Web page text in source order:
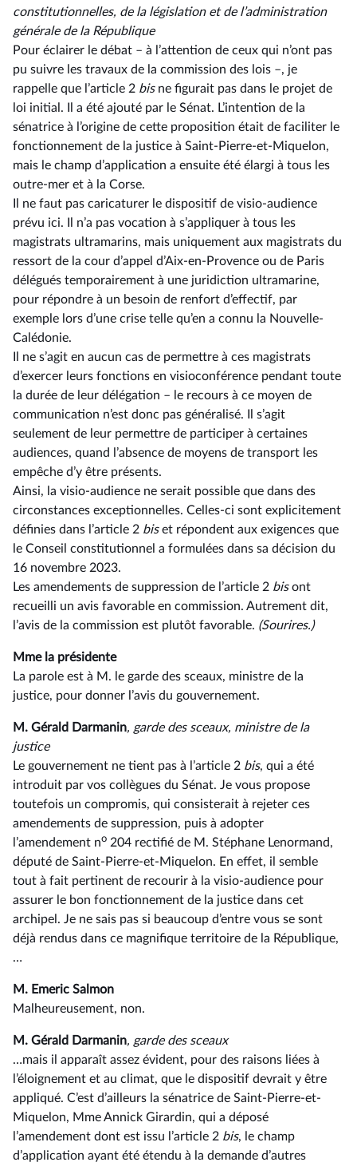
constitutionnelles, de la législation et de l’administration
générale de la République
Pour éclairer le débat –⁠ à l’attention de ceux qui n’ont pas
pu suivre les travaux de la commission des lois –, je
rappelle que l’article 2 bisne figurait pas dans le projet de
loi initial. Il a été ajouté par le Sénat. L’intention de la
sénatrice à l’origine de cette proposition était de faciliter le
fonctionnement de la justice à Saint-Pierre-et-Miquelon,
mais le champ d’application a ensuite été élargi à tous les
outre-mer et à la Corse.
Il ne faut pas caricaturer le dispositif de visio-audience
prévu ici. Il n’a pas vocation à s’appliquer à tous les
magistrats ultramarins, mais uniquement aux magistrats du
ressort de la cour d’appel d’Aix-en-Provence ou de Paris
délégués temporairement à une juridiction ultramarine,
pour répondre à un besoin de renfort d’effectif, par
exemple lors d’une crise telle qu’en a connu la Nouvelle-
Calédonie.
Il ne s’agit en aucun cas de permettre à ces magistrats
d’exercer leurs fonctions en visioconférence pendant toute
la durée de leur délégation –⁠ le recours à ce moyen de
communication n’est donc pas généralisé. Il s’agit
seulement de leur permettre de participer à certaines
audiences, quand l’absence de moyens de transport les
empêche d’y être présents.
Ainsi, la visio-audience ne serait possible que dans des
circonstances exceptionnelles. Celles-ci sont explicitement
définies dans l’article 2 biset répondent aux exigences que
le Conseil constitutionnel a formulées dans sa décision du
16 novembre 2023.
Les amendements de suppression de l’article 2 bisont
recueilli un avis favorable en commission. Autrement dit,
l’avis de la commission est plutôt favorable. (Sourires.)
Mme la présidente
La parole est à M. le garde des sceaux, ministre de la
justice, pour donner l’avis du gouvernement.
M. Gérald Darmanin, garde des sceaux, ministre de la
justice
Le gouvernement ne tient pas à l’article 2 bis, qui a été
introduit par vos collègues du Sénat. Je vous propose
toutefois un compromis, qui consisterait à rejeter ces
amendements de suppression, puis à adopter
l’amendement no 204 rectifié de M. Stéphane Lenormand,
député de Saint-Pierre-et-Miquelon. En effet, il semble
tout à fait pertinent de recourir à la visio-audience pour
assurer le bon fonctionnement de la justice dans cet
archipel. Je ne sais pas si beaucoup d’entre vous se sont
déjà rendus dans ce magnifique territoire de la République,
…
M. Emeric Salmon
Malheureusement, non.
M. Gérald Darmanin, garde des sceaux
…mais il apparaît assez évident, pour des raisons liées à
l’éloignement et au climat, que le dispositif devrait y être
appliqué. C’est d’ailleurs la sénatrice de Saint-Pierre-et-
Miquelon, Mme Annick Girardin, qui a déposé
l’amendement dont est issu l’article 2 bis, le champ
d’application ayant été étendu à la demande d’autres